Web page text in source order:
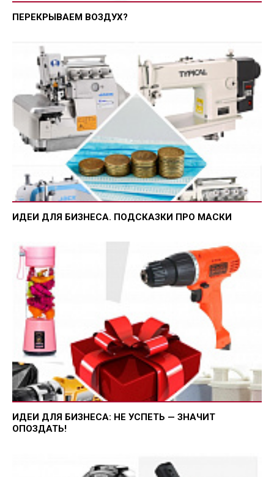
ПЕРЕКРЫВАЕМ ВОЗДУХ?
ИДЕИ ДЛЯ БИЗНЕСА. ПОДСКАЗКИ ПРО МАСКИ
ИДЕИ ДЛЯ БИЗНЕСА: НЕ УСПЕТЬ — ЗНАЧИТ
ОПОЗДАТЬ!